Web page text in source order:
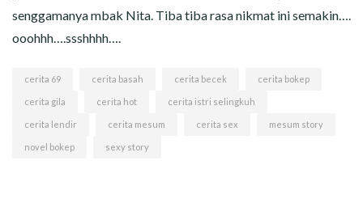
senggamanya mbak Nita. Tiba tiba rasa nikmat ini semakin….
ooohhh….ssshhhh….
cerita 69 cerita basah cerita becek cerita bokep
cerita gila cerita hot cerita istri selingkuh
cerita lendir cerita mesum cerita sex mesum story
novel bokep sexy story